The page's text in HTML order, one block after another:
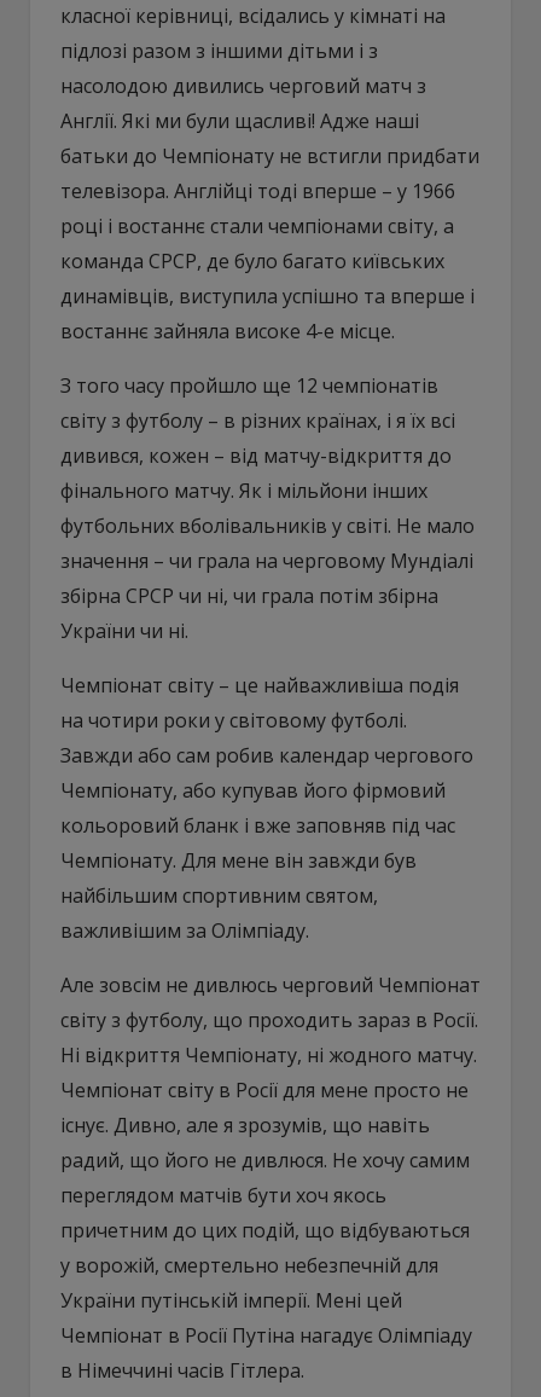
класної керівниці, всідались у кімнаті на
підлозі разом з іншими дітьми і з
насолодою дивились черговий матч з
Англії. Які ми були щасливі! Адже наші
батьки до Чемпіонату не встигли придбати
телевізора. Англійці тоді вперше – у 1966
році і востаннє стали чемпіонами світу, а
команда СРСР, де було багато київських
динамівців, виступила успішно та вперше і
востаннє зайняла високе 4-е місце.
З того часу пройшло ще 12 чемпіонатів
світу з футболу – в різних країнах, і я їх всі
дивився, кожен – від матчу-відкриття до
фінального матчу. Як і мільйони інших
футбольних вболівальників у світі. Не мало
значення – чи грала на черговому Мундіалі
збірна СРСР чи ні, чи грала потім збірна
України чи ні.
Чемпіонат світу – це найважливіша подія
на чотири роки у світовому футболі.
Завжди або сам робив календар чергового
Чемпіонату, або купував його фірмовий
кольоровий бланк і вже заповняв під час
Чемпіонату. Для мене він завжди був
найбільшим спортивним святом,
важливішим за Олімпіаду.
Але зовсім не дивлюсь черговий Чемпіонат
світу з футболу, що проходить зараз в Росії.
Ні відкриття Чемпіонату, ні жодного матчу.
Чемпіонат світу в Росії для мене просто не
існує. Дивно, але я зрозумів, що навіть
радий, що його не дивлюся. Не хочу самим
переглядом матчів бути хоч якось
причетним до цих подій, що відбуваються
у ворожій, смертельно небезпечній для
України путінській імперії. Мені цей
Чемпіонат в Росії Путіна нагадує Олімпіаду
в Німеччині часів Гітлера.